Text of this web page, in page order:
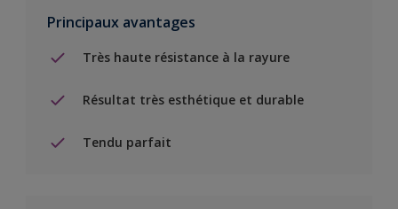
Principaux avantages
Très haute résistance à la rayure
Résultat très esthétique et durable
Tendu parfait